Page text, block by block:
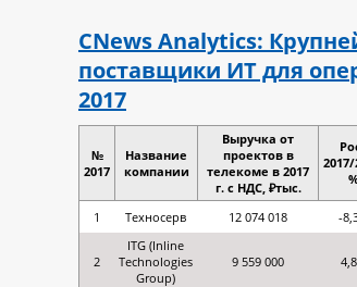
CNews Analytics:
поставщики ИТ для
2017
№
2017
Название
компании
Выручка от
проектов в
телекоме в 2017
г. с НДС, ₽тыс.
2017/
1
Техносерв 12 074 018 -
2
ITG (Inline
Technologies
Group)
9 559 000